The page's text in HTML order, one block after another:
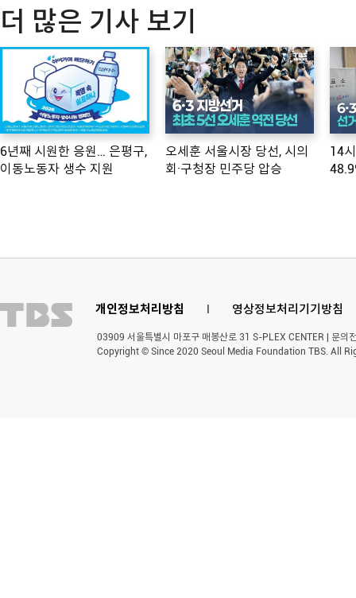
더 많은 기사 보기
6년째 시원한 응원… 은평구,
이동노동자 생수 지원
오세훈 서울시장 당선, 시의
회·구청장 민주당 압승
14
개인정보처리방침 l 영상정보처리기기방침
03909 서울특별시 마포구 매봉산로 31 S-PLEX CENTER | 문
Copyright © Since 2020 Seoul Media Foundation TBS. All